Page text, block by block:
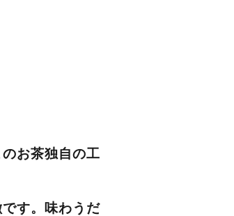
お茶独自の工
す。味わうだ